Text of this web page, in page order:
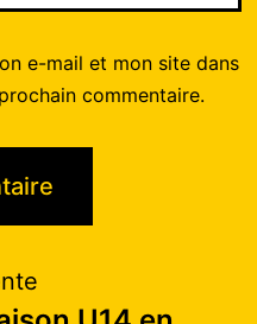
e-mail et mon site dans
commentaire.